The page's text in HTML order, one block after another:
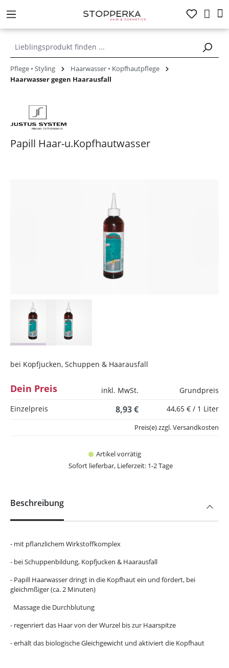
springen
Pflege • Styling
Haarwasser • Kopfhautpflege
Haarwasser gegen Haarausfall
Papill Haar-u.Kopfhautwasser
bei Kopfjucken, Schuppen & Haarausfall
Dein Preis inkl. MwSt.
Grundpreis
Einzelpreis
8,93 € 44,65 € / 1 Liter
Artikel vorrätig
Sofort lieferbar, Lieferzeit: 1-2 Tage
Preis(e) zzgl. Versandkosten
Beschreibung
- mit pflanzlichem Wirkstoffkomplex
- bei Schuppenbildung, Kopfjucken & Haarausfall
- Papill Haarwasser dringt in die Kopfhaut ein und fördert, bei
gleichmßiger (ca. 2 Minuten)
Massage die Durchblutung
- regenriert das Haar von der Wurzel bis zur Haarspitze
- erhält das biologische Gleichgewicht und aktiviert die Kopfhaut